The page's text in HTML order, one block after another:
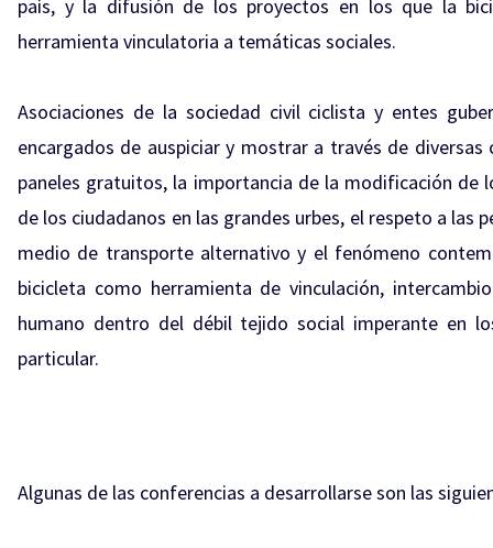
país, y la difusión de los proyectos en los que la
herramienta vinculatoria a temáticas sociales.
Asociaciones de la sociedad civil ciclista y entes
encargados de auspiciar y mostrar a través de diversas
paneles gratuitos, la importancia de la modificación de
de los ciudadanos en las grandes urbes, el respeto a las
medio de transporte alternativo y el fenómeno
bicicleta como herramienta de vinculación,
humano dentro del débil tejido social imperante en
particular.
Algunas de las conferencias a desarrollarse son las